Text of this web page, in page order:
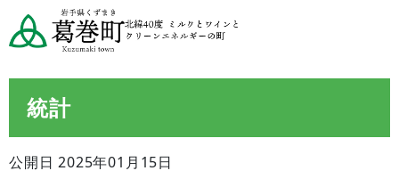
統計
公開日 2025年01月15日